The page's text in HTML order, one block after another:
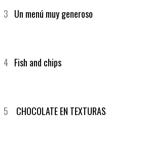
3 Un menú muy generoso
4 Fish and chips
5 CHOCOLATE EN TEXTURAS